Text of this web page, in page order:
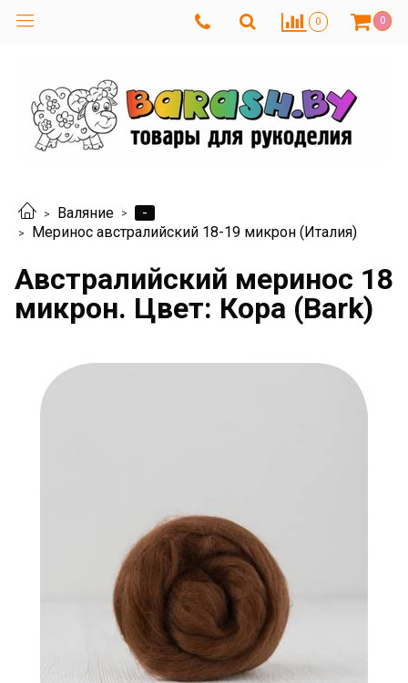
0 0
Валяние
-
Меринос австралийский 18-19 микрон (Италия)
Австралийский меринос 18
микрон. Цвет: Кора (Bark)